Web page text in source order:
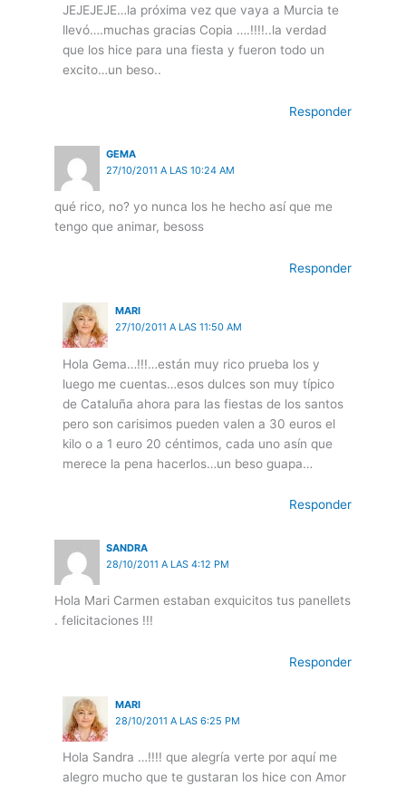
JEJEJEJE…la próxima vez que vaya a Murcia te
llevó….muchas gracias Copia ….!!!!..la verdad
que los hice para una fiesta y fueron todo un
excito…un beso..
Responder
GEMA
27/10/2011 A LAS 10:24 AM
qué rico, no? yo nunca los he hecho así que me
tengo que animar, besoss
Responder
MARI
27/10/2011 A LAS 11:50 AM
Hola Gema…!!!…están muy rico prueba los y
luego me cuentas…esos dulces son muy típico
de Cataluña ahora para las fiestas de los santos
pero son carisimos pueden valen a 30 euros el
kilo o a 1 euro 20 céntimos, cada uno asín que
merece la pena hacerlos…un beso guapa…
Responder
SANDRA
28/10/2011 A LAS 4:12 PM
Hola Mari Carmen estaban exquicitos tus panellets
. felicitaciones !!!
Responder
MARI
28/10/2011 A LAS 6:25 PM
Hola Sandra …!!!! que alegría verte por aquí me
alegro mucho que te gustaran los hice con Amor